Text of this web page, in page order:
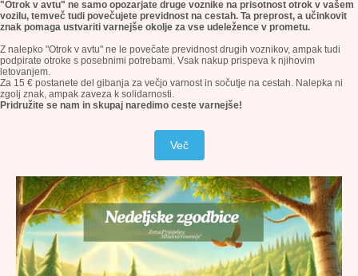
"Otrok v avtu" ne samo opozarjate druge voznike na prisotnost otrok v vašem
vozilu, temveč tudi povečujete previdnost na cestah. Ta preprost, a učinkovit
znak pomaga ustvariti varnejše okolje za vse udeležence v prometu.
Z nalepko "Otrok v avtu" ne le povečate previdnost drugih voznikov, ampak tudi
podpirate otroke s posebnimi potrebami. Vsak nakup prispeva k njihovim
letovanjem.
Za 15 € postanete del gibanja za večjo varnost in sočutje na cestah. Nalepka ni
zgolj znak, ampak zaveza k solidarnosti.
Pridružite se nam in skupaj naredimo ceste varnejše!
Več